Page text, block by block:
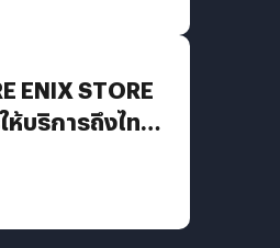
ENIX STORE
ห้บริการถึงไทย